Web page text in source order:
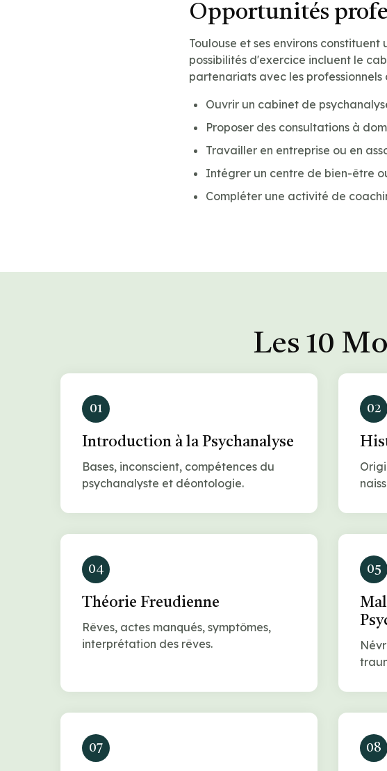
Opportunités
Toulouse et ses environs
possibilités d'exercice incluent le
partenariats avec les professionnels
Ouvrir un cabinet de
Proposer des consultations à
Travailler en entreprise ou en
Intégrer un centre de bien-être
Compléter une activité de
Les 10
01
Introduction à la Psychanalyse
Bases, inconscient, compétences du
psychanalyste et déontologie.
02
04
Théorie Freudienne
Rêves, actes manqués, symptômes,
interprétation des rêves.
05
07 08